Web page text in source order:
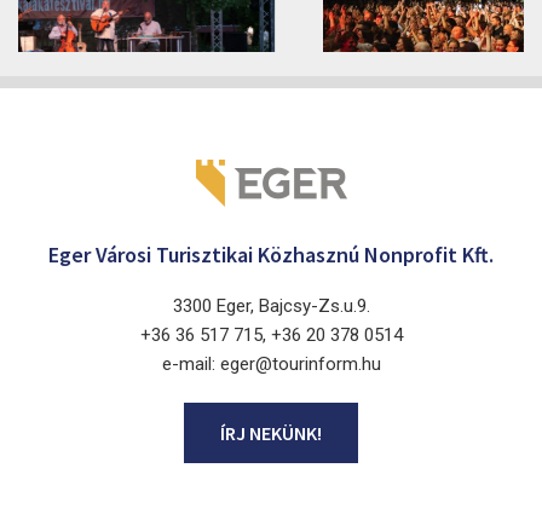
2026. augusztus 3 - 7.
Eger 3300
Eger Városi Turisztikai Közhasznú Nonprofit Kft.
3300 Eger, Bajcsy-Zs.u.9.
+36 36 517 715, +36 20 378 0514
e-mail: eger@tourinform.hu
ÍRJ NEKÜNK!